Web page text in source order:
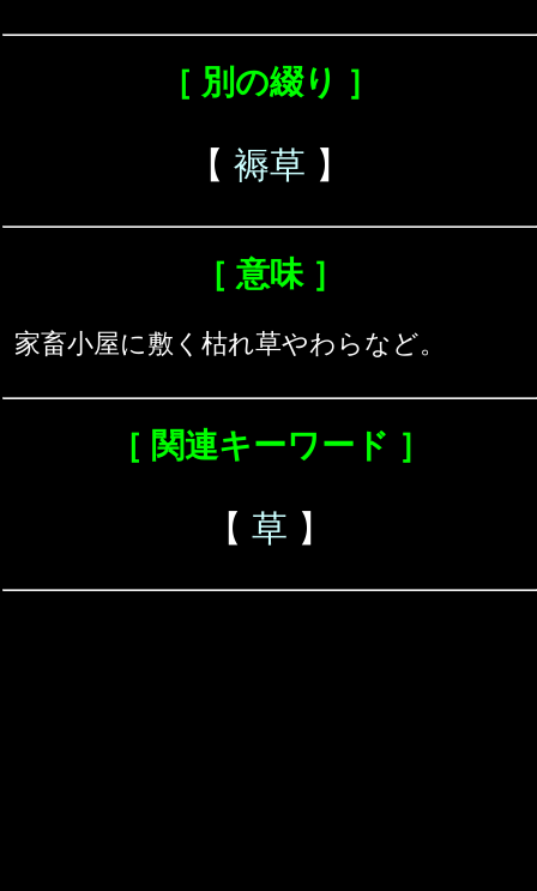
［ 別の綴り ］
【 褥草 】
［ 意味 ］
家畜小屋に敷く枯れ草やわらなど。
［ 関連キーワード ］
【 草 】